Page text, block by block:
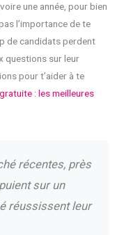
une année, pour bien
l’importance de te
de candidats perdent
questions sur leur
pour t’aider à te
: les meilleures
récentes, près
sur un
réussissent leur